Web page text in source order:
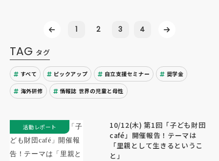
1 2 3 4
TAG タグ
すべて ピックアップ 自立支援セミナー 奨学金
海外研修 情報誌 世界の児童と母性
10/12(木) 第1回「子ども財団
café」開催報告！テーマは
「里親として生きるというこ
と」
活動レポート